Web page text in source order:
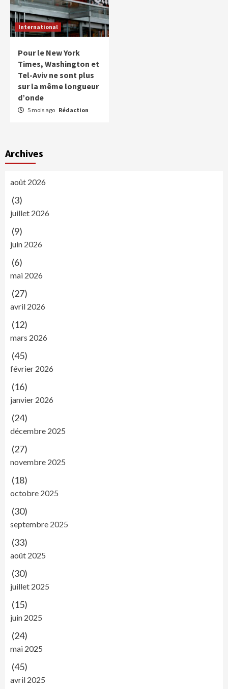
International
Pour le New York
Times, Washington et
Tel-Aviv ne sont plus
sur la même longueur
d’onde
5 mois ago Rédaction
Archives
août 2026
(3)
juillet 2026
(9)
juin 2026
(6)
mai 2026
(27)
avril 2026
(12)
mars 2026
(45)
février 2026
(16)
janvier 2026
(24)
décembre 2025
(27)
novembre 2025
(18)
octobre 2025
(30)
septembre 2025
(33)
août 2025
(30)
juillet 2025
(15)
juin 2025
(24)
mai 2025
(45)
avril 2025